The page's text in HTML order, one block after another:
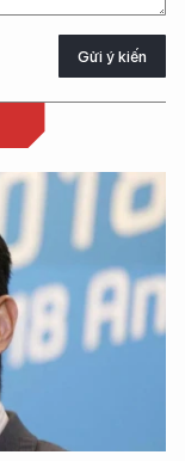
Gửi ý kiến